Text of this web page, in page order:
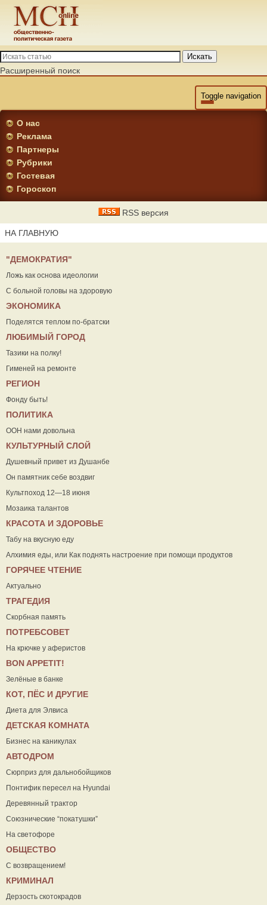
Искать
Расширенный поиск
Toggle navigation
О нас
Реклама
Партнеры
Рубрики
Гостевая
Гороскоп
RSS версия
НА ГЛАВНУЮ
"ДЕМОКРАТИЯ"
Ложь как основа идеологии
С больной головы на здоровую
ЭКОНОМИКА
Поделятся теплом по-братски
ЛЮБИМЫЙ ГОРОД
Тазики на полку!
Гименей на ремонте
РЕГИОН
Фонду быть!
ПОЛИТИКА
ООН нами довольна
КУЛЬТУРНЫЙ СЛОЙ
Душевный привет из Душанбе
Он памятник себе воздвиг
Культпоход 12—18 июня
Мозаика талантов
КРАСОТА И ЗДОРОВЬЕ
Табу на вкусную еду
Алхимия еды, или Как поднять настроение при помощи продуктов
ГОРЯЧЕЕ ЧТЕНИЕ
Актуально
ТРАГЕДИЯ
Скорбная память
ПОТРЕБСОВЕТ
На крючке у аферистов
ВON APPETIT!
Зелёные в банке
КОТ, ПЁС И ДРУГИЕ
Диета для Элвиса
ДЕТСКАЯ КОМНАТА
Бизнес на каникулах
АВТОДРОМ
Сюрприз для дальнобойщиков
Понтифик пересел на Hyundai
Деревянный трактор
Союзнические “покатушки”
На светофоре
ОБЩЕСТВО
С возвращением!
КРИМИНАЛ
Дерзость скотокрадов